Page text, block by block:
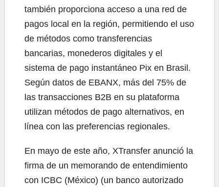
también proporciona acceso a una red de
pagos local en la región, permitiendo el uso
de métodos como transferencias
bancarias, monederos digitales y el
sistema de pago instantáneo Pix en Brasil.
Según datos de EBANX, más del 75% de
las transacciones B2B en su plataforma
utilizan métodos de pago alternativos, en
línea con las preferencias regionales.
En mayo de este año, XTransfer anunció la
firma de un memorando de entendimiento
con ICBC (México) (un banco autorizado